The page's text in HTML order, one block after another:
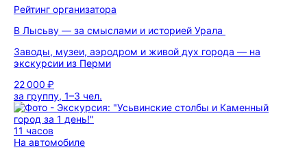
Рейтинг организатора
В Лысьву — за смыслами и историей Урала
Заводы, музеи, аэродром и живой дух города — на
экскурсии из Перми
22 000 ₽
за группу, 1–3 чел.
11 часов
На автомобиле